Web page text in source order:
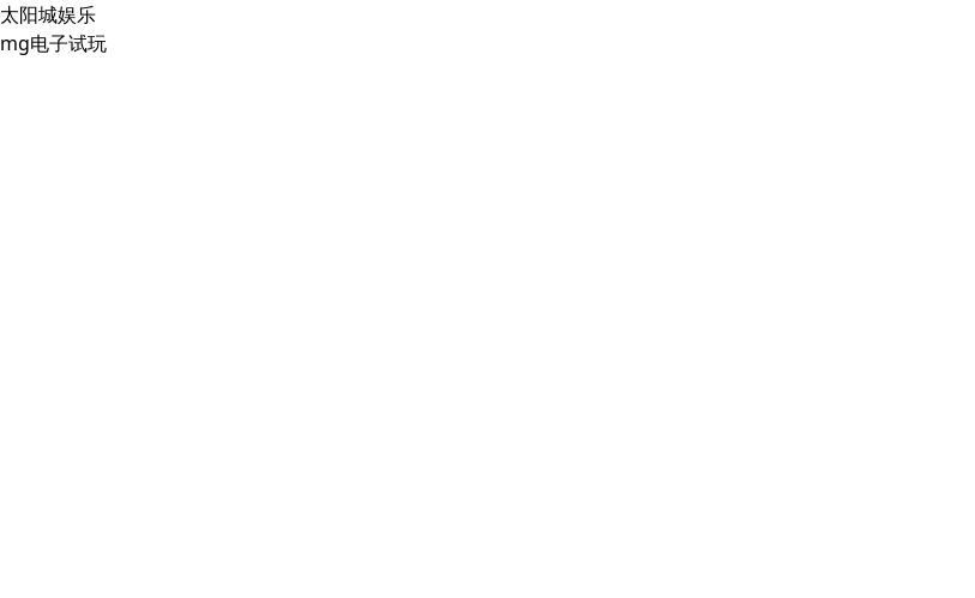
太阳城娱乐
mg电子试玩